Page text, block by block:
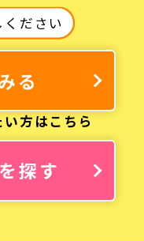
ださい
る
方はこちら
探す